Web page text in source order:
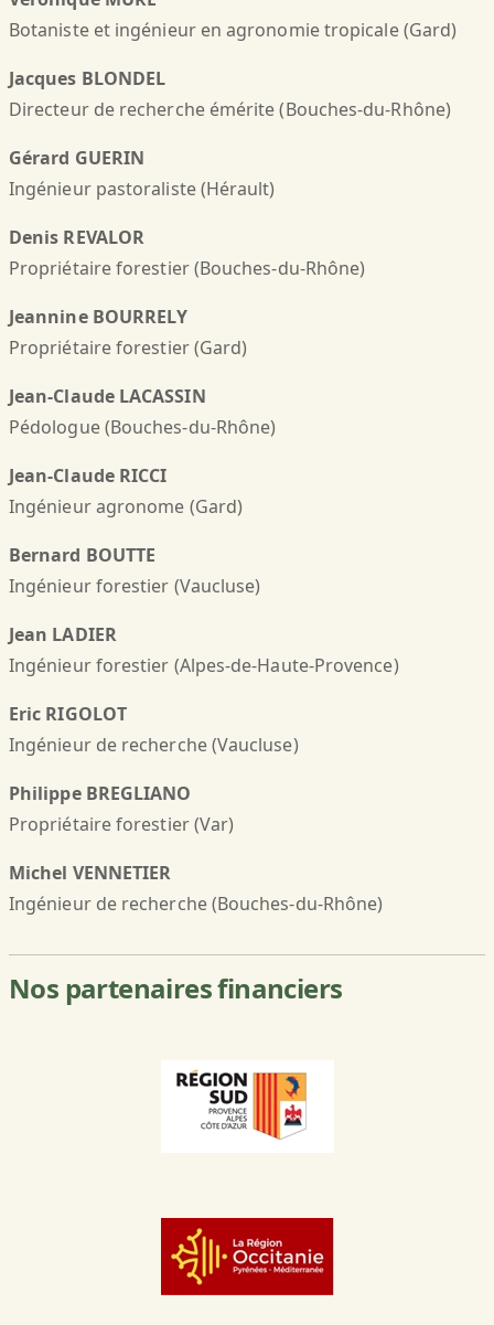
Botaniste et ingénieur en agronomie tropicale (Gard)
Jacques BLONDEL
Directeur de recherche émérite (Bouches-du-Rhône)
Gérard GUERIN
Ingénieur pastoraliste (Hérault)
Denis REVALOR
Propriétaire forestier (Bouches-du-Rhône)
Jeannine BOURRELY
Propriétaire forestier (Gard)
Jean-Claude LACASSIN
Pédologue (Bouches-du-Rhône)
Jean-Claude RICCI
Ingénieur agronome (Gard)
Bernard BOUTTE
Ingénieur forestier (Vaucluse)
Jean LADIER
Ingénieur forestier (Alpes-de-Haute-Provence)
Eric RIGOLOT
Ingénieur de recherche (Vaucluse)
Philippe BREGLIANO
Propriétaire forestier (Var)
Michel VENNETIER
Ingénieur de recherche (Bouches-du-Rhône)
Nos partenaires financiers